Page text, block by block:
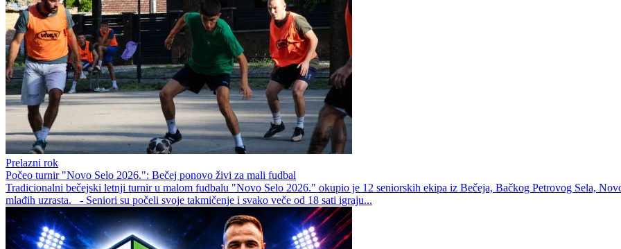
Prelazni rok
Počeo turnir "Novo Selo 2026.": Bečej ponovo živi za mali fudbal
Tradicionalni bečejski letnji turnir u malom fudbalu "Novo Selo 2026." okupio je 12 seniorskih ekipa iz Bečeja, Bačkog Petrovog Sela,
mlađih uzrasta. - Seniori su počeli svoje takmičenje i svako veče od 18 sati igraju...